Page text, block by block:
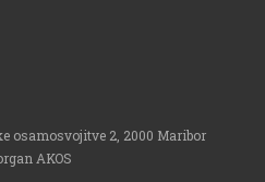
osamosvojitve 2, 2000 Maribor
AKOS